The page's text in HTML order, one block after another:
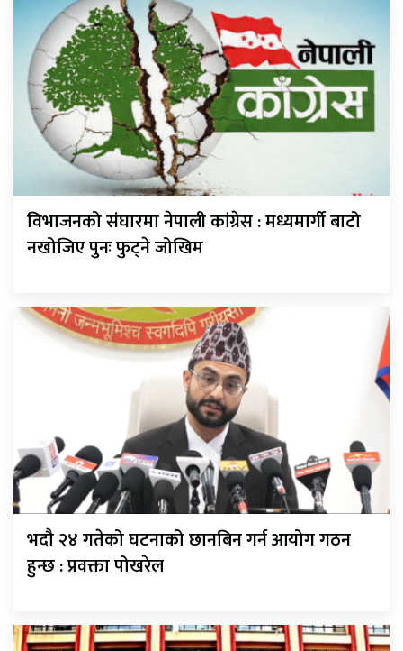
विभाजनको संघारमा नेपाली कांग्रेस : मध्यमार्गी बाटो
नखोजिए पुनः फुट्ने जोखिम
भदौ २४ गतेको घटनाको छानबिन गर्न आयोग गठन
हुन्छ : प्रवक्ता पोखरेल